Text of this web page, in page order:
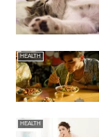
HEALTH
HEALTH